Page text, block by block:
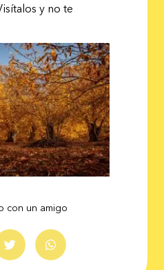
y no te
con un amigo